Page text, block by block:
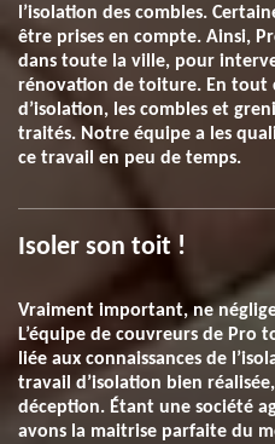
l’isolation des combles.
être prises en compte. Ainsi,
dans toute la ville, pour
rénovation de toiture. En tout
d’isolation, les combles et
traités. Notre équipe a les
ce travail en peu de temps.
Isoler son toit !
Vraiment important, ne
L’équipe de couvreurs de
liée aux connaissances de
travail d’isolation bien
déception. Étant une société
avons la maitrise parfaite du